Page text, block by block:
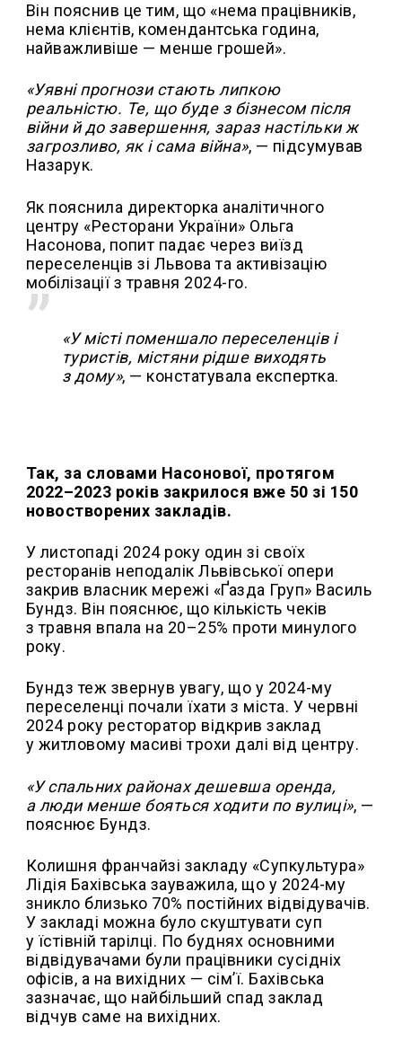
Він пояснив це тим, що «нема працівників,
нема клієнтів, комендантська година,
найважливіше — менше грошей».
«Уявні прогнози стають липкою
реальністю. Те, що буде з бізнесом після
війни й до завершення, зараз настільки ж
загрозливо, як і сама війна», — підсумував
Назарук.
Як пояснила директорка аналітичного
центру «Ресторани України» Ольга
Насонова, попит падає через виїзд
переселенців зі Львова та активізацію
мобілізації з травня 2024-го.
«У місті поменшало переселенців і
туристів, містяни рідше виходять
з дому», — констатувала експертка.
Так, за словами Насонової, протягом
2022–2023 років закрилося вже 50 зі 150
новостворених закладів.
У листопаді 2024 року один зі своїх
ресторанів неподалік Львівської опери
закрив власник мережі «Ґазда Груп» Василь
Бундз. Він пояснює, що кількість чеків
з травня впала на 20–25% проти минулого
року.
Бундз теж звернув увагу, що у 2024-му
переселенці почали їхати з міста. У червні
2024 року ресторатор відкрив заклад
у житловому масиві трохи далі від центру.
«У спальних районах дешевша оренда,
а люди менше бояться ходити по вулиці», —
пояснює Бундз.
Колишня франчайзі закладу «Супкультура»
Лідія Бахівська зауважила, що у 2024-му
зникло близько 70% постійних відвідувачів.
У закладі можна було скуштувати суп
у їстівній тарілці. По буднях основними
відвідувачами були працівники сусідніх
офісів, а на вихідних — сім’ї. Бахівська
зазначає, що найбільший спад заклад
відчув саме на вихідних.